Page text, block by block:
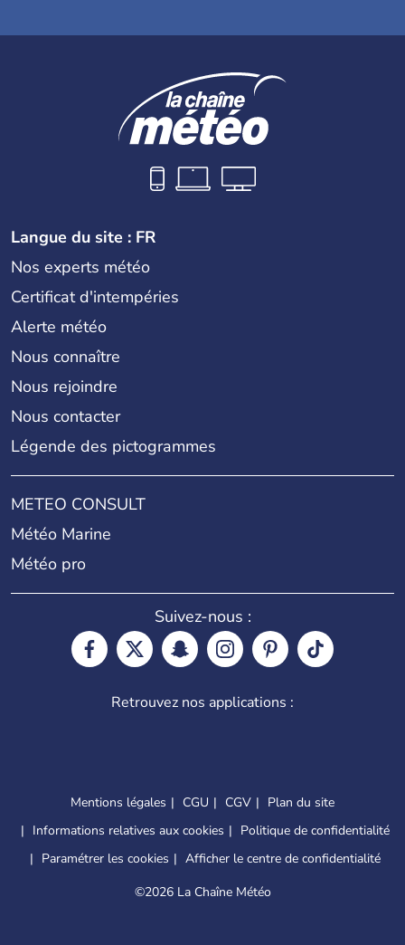
Langue du site : FR
Nos experts météo
Certificat d'intempéries
Alerte météo
Nous connaître
Nous rejoindre
Nous contacter
Légende des pictogrammes
METEO CONSULT
Météo Marine
Météo pro
Suivez-nous :
Retrouvez nos applications :
Mentions légales CGU CGV
Plan du site
Informations relatives aux cookies
Politique de confidentialité
Paramétrer les cookies
Afficher le centre de confidentialité
©2026 La Chaîne Météo